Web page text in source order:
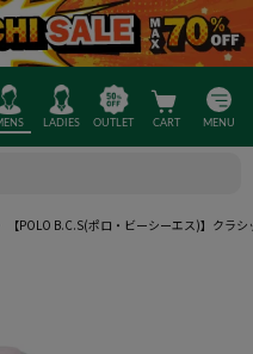
LADIES OUTLET CART MENU
【POLO B.C.S(ポロ・ビーシーエス)】クラ